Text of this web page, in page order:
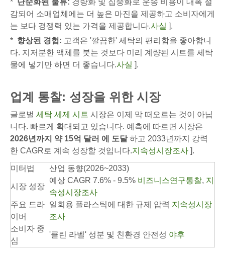
* 단순화된 물류: 경량화 및 집중화로 운송 비용이 대폭 절
감되어 소매업체에는 더 높은 마진을 제공하고 소비자에게
는 보다 경쟁력 있는 가격을 제공합니다.사실 ].
* 향상된 경험: 고객은 '깔끔한' 세탁의 편리함을 좋아합니
다. 지저분한 액체를 붓는 것보다 미리 계량된 시트를 세탁
물에 넣기만 하면 더 좋습니다.사실 ].
업계 통찰: 성장을 위한 시장
글로벌 세탁 세제 시트 시장은 이제 막 떠오르는 것이 아닙
니다. 빠르게 확대되고 있습니다. 예측에 따르면 시장은
2026년까지 약 15억 달러 에 도달하고 2033년까지 강력
한 CAGR로 계속 성장할 것입니다.지속성시장조사 ].
미터법 산업 동향(2026~2033)
시장 성장
예상 CAGR 7.6% - 9.5% 비즈니스연구통찰, 지
속성시장조사
주요 드라
이버
일회용 플라스틱에 대한 규제 압력 지속성시장
조사
소비자 중
심
'클린 라벨' 성분 및 친환경 안전성 야후